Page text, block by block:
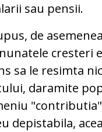
sau pensii.
de
cresteri
sa le resimta
daramite
depistabila,